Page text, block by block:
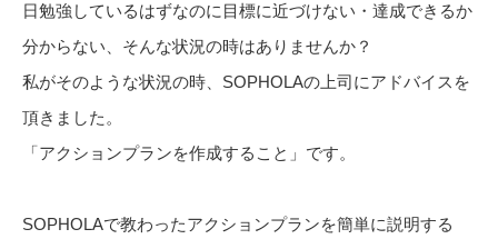
日勉強しているはずなのに目標に近づけない・達成できるか
分からない、そんな状況の時はありませんか？
私がそのような状況の時、SOPHOLAの上司にアドバイスを
頂きました。
「アクションプランを作成すること」です。
SOPHOLAで教わったアクションプランを簡単に説明する